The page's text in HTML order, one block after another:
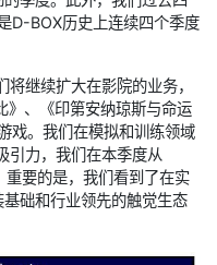
D-BOX历史上连续四个季度
继续扩大在影院的业务，
》、《印第安纳琼斯与命运
戏。我们在模拟和训练领域
引力，我们在本季度从
要的是，我们看到了在实
础和行业领先的触觉生态